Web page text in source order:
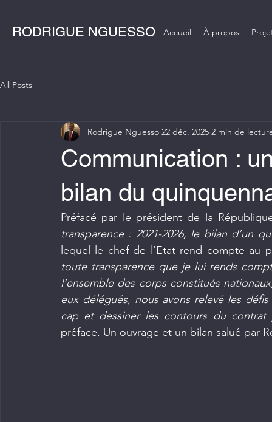
RODRIGUE NGUESSO Accueil À propos
All Posts
Communication :
bilan du
Rodrigue Nguesso 22 déc. 2025 2 min de
Préfacé par le président de la
transparence : 2021-2026, le bilan d’un
lequel le chef de l’Etat rend compte au
toute transparence que je lui rends
l’ensemble des corps constitués
eux délégués, nous avons relevé les
cap et dessiner les contours du
préface. Un ouvrage et un bilan salué par